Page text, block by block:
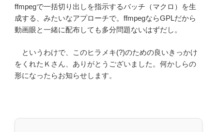
ffmpegで一括切り出しを指示するバッチ（マクロ）を生
成する、みたいなアプローチで。ffmpegならGPLだから
動画眼と一緒に配布しても多分問題ないはずだし。
というわけで、このヒラメキ(?)のための良いきっかけ
をくれたＫさん、ありがとうございました。何かしらの
形になったらお知らせします。